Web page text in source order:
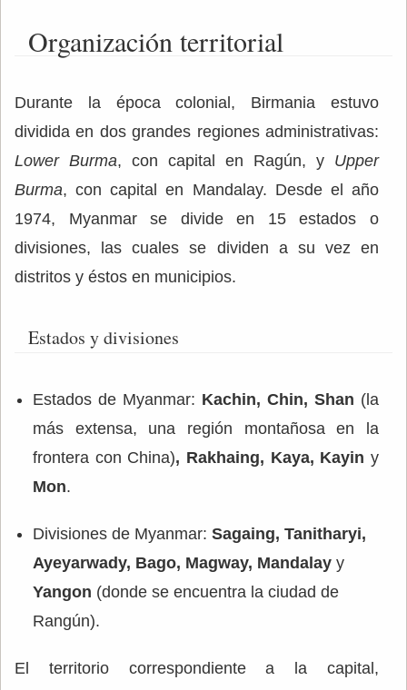
Organización territorial
Durante la época colonial, Birmania estuvo
dividida en dos grandes regiones administrativas:
Lower Burma, con capital en Ragún, y Upper
Burma, con capital en Mandalay. Desde el año
1974, Myanmar se divide en 15 estados o
divisiones, las cuales se dividen a su vez en
distritos y éstos en municipios.
Estados y divisiones
Estados de Myanmar: Kachin, Chin, Shan (la
más extensa, una región montañosa en la
frontera con China), Rakhaing, Kaya, Kayiny
Mon.
Divisiones de Myanmar: Sagaing, Tanitharyi,
Ayeyarwady, Bago, Magway, Mandalay y
Yangon (donde se encuentra la ciudad de
Rangún).
El territorio correspondiente a la capital,